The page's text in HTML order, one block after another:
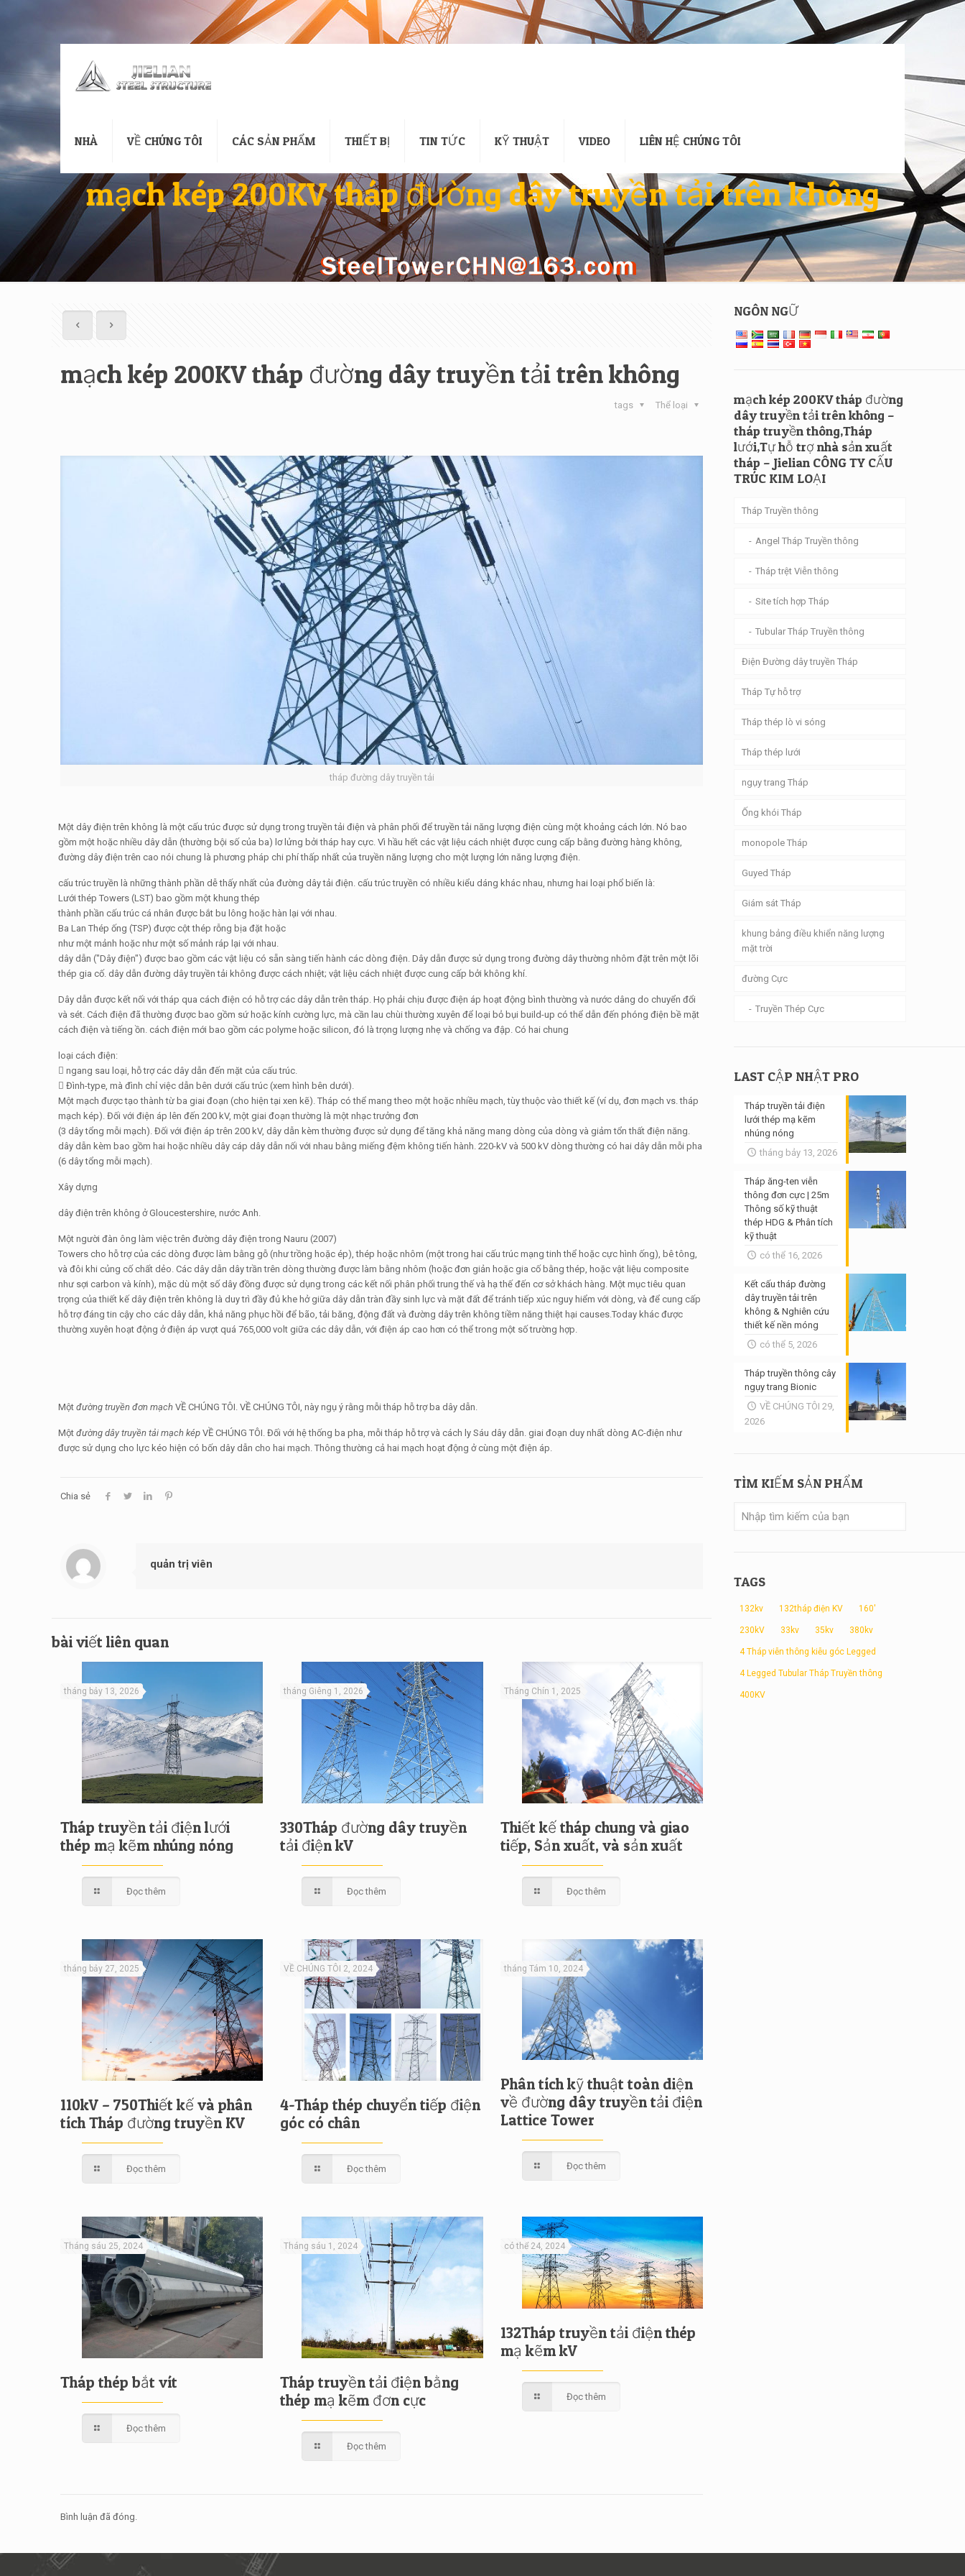
NHÀ VỀ CHÚNG TÔI CÁC SẢN PHẨM THIẾT BỊ TIN TỨC KỸ THUẬT VIDEO LIÊN HỆ CHÚNG TÔI
mạch kép 200KV tháp đường dây truyền tải trên không
mạch kép 200KV tháp đường dây truyền tải trên không
Thể loại
tags
tháp đường dây truyền tải
Một dây điện trên không là một cấu trúc được sử dụng trong truyền tải điện và phân phối để truyền tải năng lượng điện cùng một khoảng cách lớn. Nó bao
gồm một hoặc nhiều dây dẫn (thường bội số của ba) lơ lửng bởi tháp hay cực. Vì hầu hết các vật liệu cách nhiệt được cung cấp bằng đường hàng không,
đường dây điện trên cao nói chung là phương pháp chi phí thấp nhất của truyền năng lượng cho một lượng lớn năng lượng điện.
cấu trúc truyền là những thành phần dễ thấy nhất của đường dây tải điện. cấu trúc truyền có nhiều kiểu dáng khác nhau, nhưng hai loại phổ biến là:
Lưới thép Towers (LST) bao gồm một khung thép
thành phần cấu trúc cá nhân được bắt bu lông hoặc hàn lại với nhau.
Ba Lan Thép ống (TSP) được cột thép rỗng bịa đặt hoặc
như một mảnh hoặc như một số mảnh ráp lại với nhau.
dây dẫn ("Dây điện") được bao gồm các vật liệu có sẵn sàng tiến hành các dòng điện. Dây dẫn được sử dụng trong đường dây thường nhôm đặt trên một lõi
thép gia cố. dây dẫn đường dây truyền tải không được cách nhiệt; vật liệu cách nhiệt được cung cấp bởi không khí.
Dây dẫn được kết nối với tháp qua cách điện có hỗ trợ các dây dẫn trên tháp. Họ phải chịu được điện áp hoạt động bình thường và nước dâng do chuyển đổi
và sét. Cách điện đã thường được bao gồm sứ hoặc kính cường lực, mà cần lau chùi thường xuyên để loại bỏ bụi build-up có thể dẫn đến phóng điện bề mặt
cách điện và tiếng ồn. cách điện mới bao gồm các polyme hoặc silicon, đó là trọng lượng nhẹ và chống va đập. Có hai chung
loại cách điện:
 ngang sau loại, hỗ trợ các dây dẫn đến mặt của cấu trúc.
 Đình-type, mà đình chỉ việc dẫn bên dưới cấu trúc (xem hình bên dưới).
Một mạch được tạo thành từ ba giai đoạn (cho hiện tại xen kẽ). Tháp có thể mang theo một hoặc nhiều mạch, tùy thuộc vào thiết kế (ví dụ, đơn mạch vs. tháp
mạch kép). Đối với điện áp lên đến 200 kV, một giai đoạn thường là một nhạc trưởng đơn
(3 dây tổng mỗi mạch). Đối với điện áp trên 200 kV, dây dẫn kèm thường được sử dụng để tăng khả năng mang dòng của dòng và giảm tổn thất điện năng.
dây dẫn kèm bao gồm hai hoặc nhiều dây cáp dây dẫn nối với nhau bằng miếng đệm không tiến hành. 220-kV và 500 kV dòng thường có hai dây dẫn mỗi pha
(6 dây tổng mỗi mạch).
Xây dựng
dây điện trên không ở Gloucestershire, nước Anh.
Một người đàn ông làm việc trên đường dây điện trong Nauru (2007)
Towers cho hỗ trợ của các dòng được làm bằng gỗ (như trồng hoặc ép), thép hoặc nhôm (một trong hai cấu trúc mạng tinh thể hoặc cực hình ống), bê tông,
và đôi khi củng cố chất dẻo. Các dây dẫn dây trần trên dòng thường được làm bằng nhôm (hoặc đơn giản hoặc gia cố bằng thép, hoặc vật liệu composite
như sợi carbon và kính), mặc dù một số dây đồng được sử dụng trong các kết nối phân phối trung thế và hạ thế đến cơ sở khách hàng. Một mục tiêu quan
trọng của thiết kế dây điện trên không là duy trì đầy đủ khe hở giữa dây dẫn tràn đầy sinh lực và mặt đất để tránh tiếp xúc nguy hiểm với dòng, và để cung cấp
hỗ trợ đáng tin cậy cho các dây dẫn, khả năng phục hồi để bão, tải băng, động đất và đường dây trên không tiềm năng thiệt hại causes.Today khác được
thường xuyên hoạt động ở điện áp vượt quá 765,000 volt giữa các dây dẫn, với điện áp cao hơn có thể trong một số trường hợp.
Mộtđường truyền đơn mạch VỀ CHÚNG TÔI. VỀ CHÚNG TÔI, này ngụ ý rằng mỗi tháp hỗ trợ ba dây dẫn.
Mộtđường dây truyền tải mạch kép VỀ CHÚNG TÔI. Đối với hệ thống ba pha, mỗi tháp hỗ trợ và cách ly Sáu dây dẫn. giai đoạn duy nhất dòng AC-điện như
được sử dụng cho lực kéo hiện có bốn dây dẫn cho hai mạch. Thông thường cả hai mạch hoạt động ở cùng một điện áp.
Chia sẻ
quản trị viên
bài viết liên quan
tháng bảy 13, 2026
Tháp truyền tải điện lưới
thép mạ kẽm nhúng nóng
Đọc thêm
tháng Giêng 1, 2026
330Tháp đường dây truyền
tải điện kV
Đọc thêm
Tháng Chín 1, 2025
Thiết kế tháp chung và giao
tiếp, Sản xuất, và sản xuất
Đọc thêm
tháng bảy 27, 2025
110kV – 750Thiết kế và phân
tích Tháp đường truyền KV
Đọc thêm
VỀ CHÚNG TÔI 2, 2024
4-Tháp thép chuyển tiếp điện
góc có chân
Đọc thêm
tháng Tám 10, 2024
Phân tích kỹ thuật toàn diện
về đường dây truyền tải điện
Lattice Tower
Đọc thêm
Tháng sáu 25, 2024
Tháp thép bắt vít
Đọc thêm
Tháng sáu 1, 2024
Tháp truyền tải điện bằng
thép mạ kẽm đơn cực
Đọc thêm
có thể 24, 2024
132Tháp truyền tải điện thép
mạ kẽm kV
Đọc thêm
Bình luận đã đóng.
NGÔN NGỮ
mạch kép 200KV tháp đường
dây truyền tải trên không –
tháp truyền thông,Tháp
lưới,Tự hỗ trợ nhà sản xuất
tháp – Jielian CÔNG TY CẤU
TRÚC KIM LOẠI
Tháp Truyền thông
Angel Tháp Truyền thông
Tháp trệt Viễn thông
Site tích hợp Tháp
Tubular Tháp Truyền thông
Điện Đường dây truyền Tháp
Tháp Tự hỗ trợ
Tháp thép lò vi sóng
Tháp thép lưới
ngụy trang Tháp
Ống khói Tháp
monopole Tháp
Guyed Tháp
Giám sát Tháp
khung bảng điều khiển năng lượng
mặt trời
đường Cực
Truyền Thép Cực
LAST CẬP NHẬT PRO
Tháp truyền tải điện
lưới thép mạ kẽm
nhúng nóng
tháng bảy 13, 2026
Tháp ăng-ten viễn
thông đơn cực | 25m
Thông số kỹ thuật
thép HDG & Phân tích
kỹ thuật
có thể 16, 2026
Kết cấu tháp đường
dây truyền tải trên
không & Nghiên cứu
thiết kế nền móng
có thể 5, 2026
Tháp truyền thông cây
ngụy trang Bionic
VỀ CHÚNG TÔI 29,
2026
TÌM KIẾM SẢN PHẨM
TAGS
132kv 132tháp điện KV 160'
230kV 33kv 35kv 380kv
4 Tháp viễn thông kiễu góc Legged
4 Legged Tubular Tháp Truyền thông
400KV